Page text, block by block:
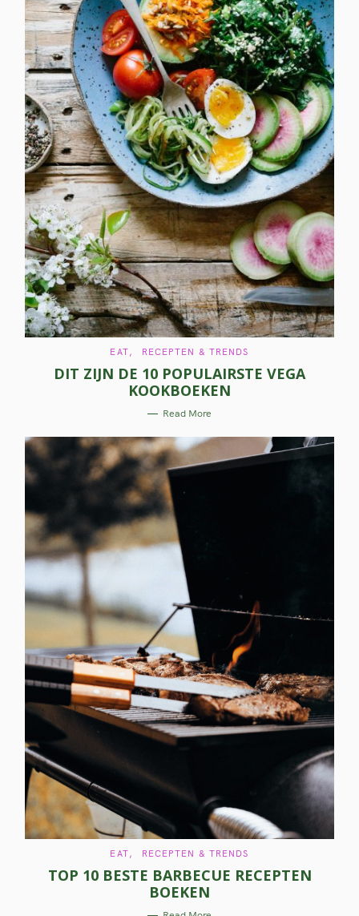
C
T
E
G
O
R
I
S
EAT RECEPTEN & TRENDS
DIT ZIJN DE 10 POPULAIRSTE VEGA
KOOKBOEKEN
Read More
C
T
E
G
O
R
EAT RECEPTEN & TRENDS
TOP 10 BESTE BARBECUE RECEPTEN
BOEKEN